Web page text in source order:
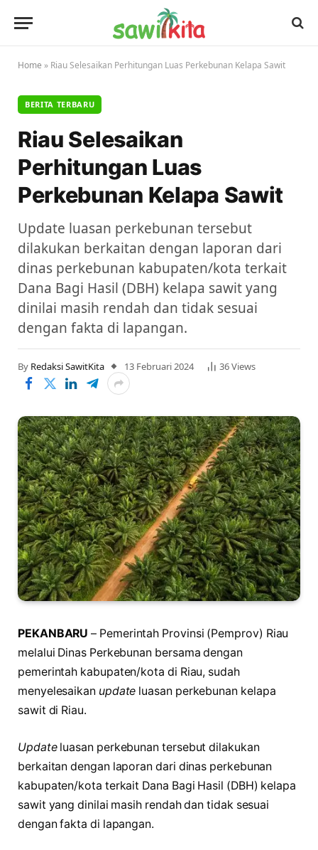
Home » Riau Selesaikan Perhitungan Luas Perkebunan Kelapa Sawit
BERITA TERBARU
Riau Selesaikan
Perhitungan Luas
Perkebunan Kelapa Sawit
Update luasan perkebunan tersebut
dilakukan berkaitan dengan laporan dari
dinas perkebunan kabupaten/kota terkait
Dana Bagi Hasil (DBH) kelapa sawit yang
dinilai masih rendah dan tidak sesuai
dengan fakta di lapangan.
By Redaksi SawitKita 13 Februari 2024 36Views
PEKANBARU – Pemerintah Provinsi (Pemprov) Riau
melalui Dinas Perkebunan bersama dengan
pemerintah kabupaten/kota di Riau, sudah
menyelesaikan update luasan perkebunan kelapa
sawit di Riau.
Updateluasan perkebunan tersebut dilakukan
berkaitan dengan laporan dari dinas perkebunan
kabupaten/kota terkait Dana Bagi Hasil (DBH) kelapa
sawit yang dinilai masih rendah dan tidak sesuai
dengan fakta di lapangan.